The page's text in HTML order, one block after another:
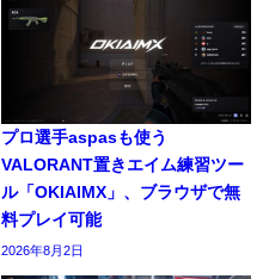
プロ選手aspasも使う
VALORANT置きエイム練習ツー
ル「OKIAIMX」、ブラウザで無
料プレイ可能
2026年8月2日